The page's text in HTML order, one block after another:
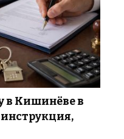
в Кишинёве в